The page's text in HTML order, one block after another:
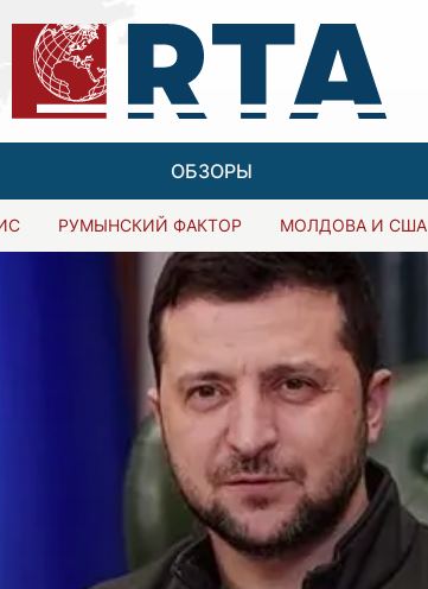
ОБЗОРЫ
РУМЫНСКИЙ ФАКТОР МОЛДОВА И США